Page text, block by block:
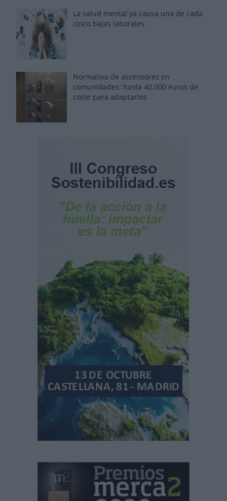
La salud mental ya causa una de cada
cinco bajas laborales
Normativa de ascensores en
comunidades: hasta 40.000 euros de
coste para adaptarlos